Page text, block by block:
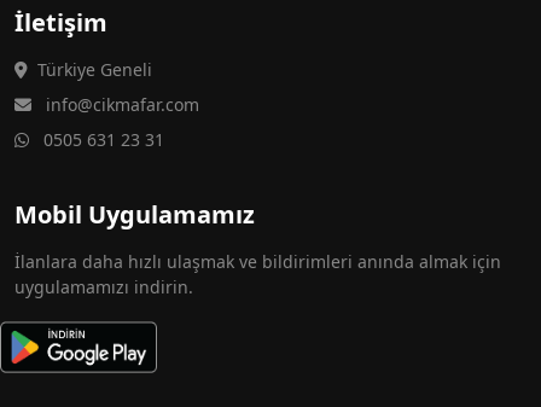
İletişim
Türkiye Geneli
info@cikmafar.com
0505 631 23 31
Mobil Uygulamamız
İlanlara daha hızlı ulaşmak ve bildirimleri anında almak için
uygulamamızı indirin.